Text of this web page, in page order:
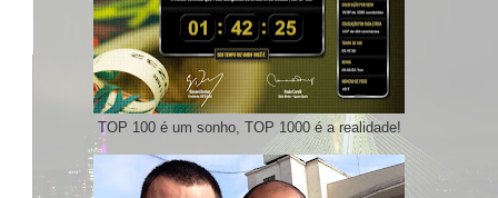
TOP 100 é um sonho, TOP 1000 é a realidade!